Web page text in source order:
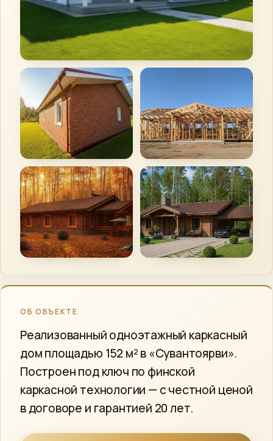
ОБ ОБЪЕКТЕ
Реализованный одноэтажный каркасный
дом площадью 152 м² в «Сувантоярви».
Построен под ключ по финской
каркасной технологии — с честной ценой
в договоре и гарантией 20 лет.